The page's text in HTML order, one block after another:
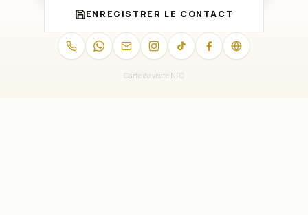
ENREGISTRER LE CONTACT
Carte de visite NFC